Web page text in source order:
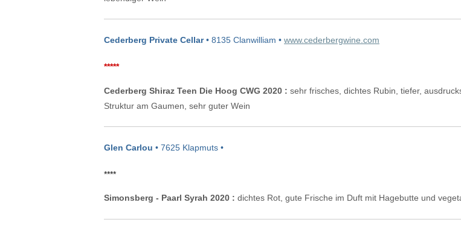
Cederberg Private Cellar• 8135 Clanwilliam • www.cederbergwine.com
*****
Cederberg Shiraz Teen Die Hoog CWG 2020 : sehr frisches, dichtes Rubin, tiefer,
Struktur am Gaumen, sehr guter Wein
Glen Carlou • 7625 Klapmuts •
****
Simonsberg - Paarl Syrah 2020 : dichtes Rot, gute Frische im Duft mit Hagebutte und